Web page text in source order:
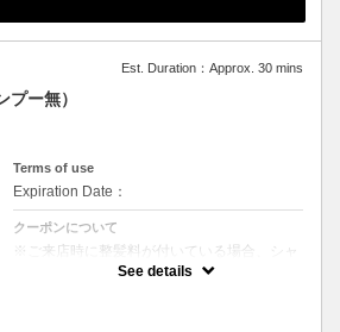
Est. Duration：Approx. 30 mins
プー無）
Terms of use
Expiration Date：
クーポンについて
※ご来店時に整髪料が付いている場合、シャ
ンプーを追加していただく場合がございま
す。（＋1000円）
See details